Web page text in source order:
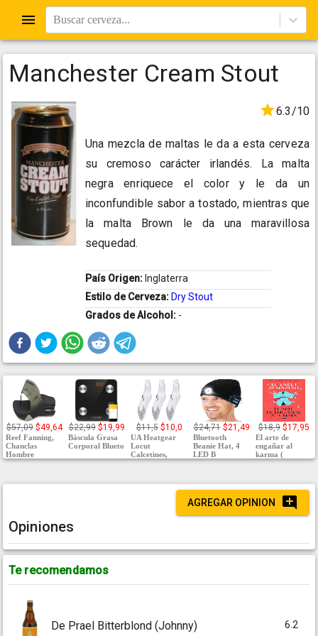
Buscar cerveza...
Manchester Cream Stout
6.3/10
Una mezcla de maltas le da a esta cerveza
su cremoso carácter irlandés. La malta
negra enriquece el color y le da un
inconfundible sabor a tostado, mientras que
la malta Brown le da una maravillosa
sequedad.
País Origen: Inglaterra
Estilo de Cerveza: Dry Stout
Grados de Alcohol: -
$57,09 $49,64
Reef Fanning,
Chanclas
Hombre
$22,99 $19,99
Báscula Grasa
Corporal Blueto
$11,5 $10,0
UA Heatgear
Locut
Calcetines,
$24,71 $21,49
Bluetooth
Beanie Hat, 4
LED B
$18,9 $17,95
El arte de
engañar al
karma (
AGREGAR OPINION
Opiniones
Te recomendamos
De Prael Bitterblond (Johnny) 6.2